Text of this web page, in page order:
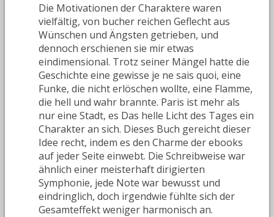
Die Motivationen der Charaktere waren
vielfältig, von bucher reichen Geflecht aus
Wünschen und Ängsten getrieben, und
dennoch erschienen sie mir etwas
eindimensional. Trotz seiner Mängel hatte die
Geschichte eine gewisse je ne sais quoi, eine
Funke, die nicht erlöschen wollte, eine Flamme,
die hell und wahr brannte. Paris ist mehr als
nur eine Stadt, es Das helle Licht des Tages ein
Charakter an sich. Dieses Buch gereicht dieser
Idee recht, indem es den Charme der ebooks
auf jeder Seite einwebt. Die Schreibweise war
ähnlich einer meisterhaft dirigierten
Symphonie, jede Note war bewusst und
eindringlich, doch irgendwie fühlte sich der
Gesamteffekt weniger harmonisch an.